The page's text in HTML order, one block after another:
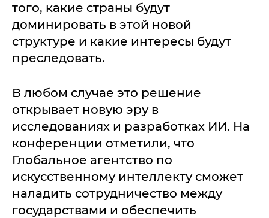
того, какие страны будут
доминировать в этой новой
структуре и какие интересы будут
преследовать.
В любом случае это решение
открывает новую эру в
исследованиях и разработках ИИ. На
конференции отметили, что
Глобальное агентство по
искусственному интеллекту сможет
наладить сотрудничество между
государствами и обеспечить